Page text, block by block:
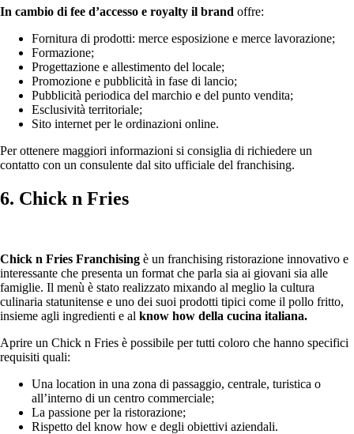
In cambio di fee d’accesso e royalty il brand offre:
Fornitura di prodotti: merce esposizione e merce lavorazione;
Formazione;
Progettazione e allestimento del locale;
Promozione e pubblicità in fase di lancio;
Pubblicità periodica del marchio e del punto vendita;
Esclusività territoriale;
Sito internet per le ordinazioni online.
Per ottenere maggiori informazioni si consiglia di richiedere un
contatto con un consulente dal sito ufficiale del franchising.
6. Chick n Fries
Chick n Fries Franchising è un franchising ristorazione innovativo e
interessante che presenta un format che parla sia ai giovani sia alle
famiglie. Il menù è stato realizzato mixando al meglio la cultura
culinaria statunitense e uno dei suoi prodotti tipici come il pollo fritto,
insieme agli ingredienti e al know how della cucina italiana.
Aprire un Chick n Fries è possibile per tutti coloro che hanno specifici
requisiti quali:
Una location in una zona di passaggio, centrale, turistica o
all’interno di un centro commerciale;
La passione per la ristorazione;
Rispetto del know how e degli obiettivi aziendali.